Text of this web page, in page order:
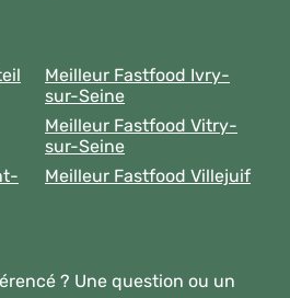
Meilleur Fastfood Ivry-
sur-Seine
Meilleur Fastfood Vitry-
sur-Seine
Meilleur Fastfood Villejuif
? Une question ou un